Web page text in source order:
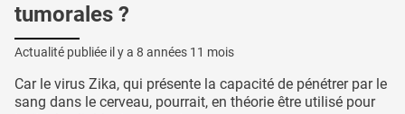
tumorales ?
Actualité publiée il y a 8 années 11 mois
Car le virus Zika, qui présente la capacité de pénétrer par le
sang dans le cerveau, pourrait, en théorie être utilisé pour